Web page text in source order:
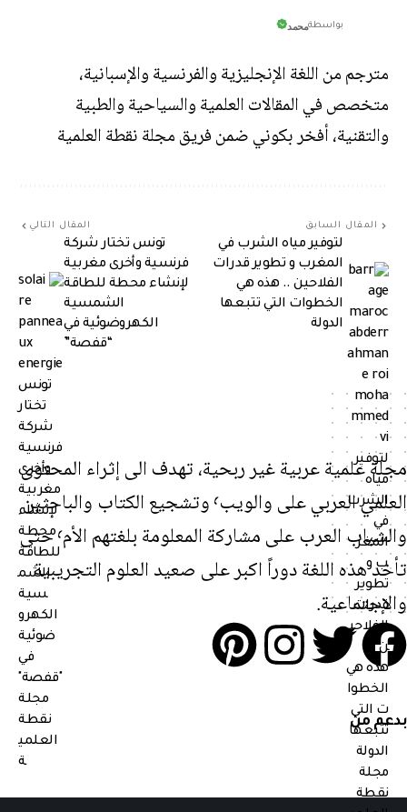
بواسطةمحمد
مترجم من اللغة الإنجليزية والفرنسية والإسبانية،
متخصص في المقالات العلمية والسياحية والطبية
والتقنية، أفخر بكوني ضمن فريق مجلة نقطة العلمية
المقال السابق
لتوفير مياه الشرب في
المغرب و تطوير قدرات
الفلاحين .. هذه هي
الخطوات التي تتبعها
الدولة
المقال التالي
تونس تختار شركة
فرنسية وأخرى مغربية
لإنشاء محطة للطاقة
الشمسية
الكهروضوئية في
“قفصة”
مجلة علمية عربية غير ربحية، تهدف الى إثراء المحتوى
العلمي العربي على والويب٬ وتشجيع الكتاب والباحثين
والشباب العرب على مشاركة المعلومة بلغتهم الأم٬ حتى
تأخد هذه اللغة دوراً اكبر على صعيد العلوم التجريبية
والإجتماعية.
بدعم من